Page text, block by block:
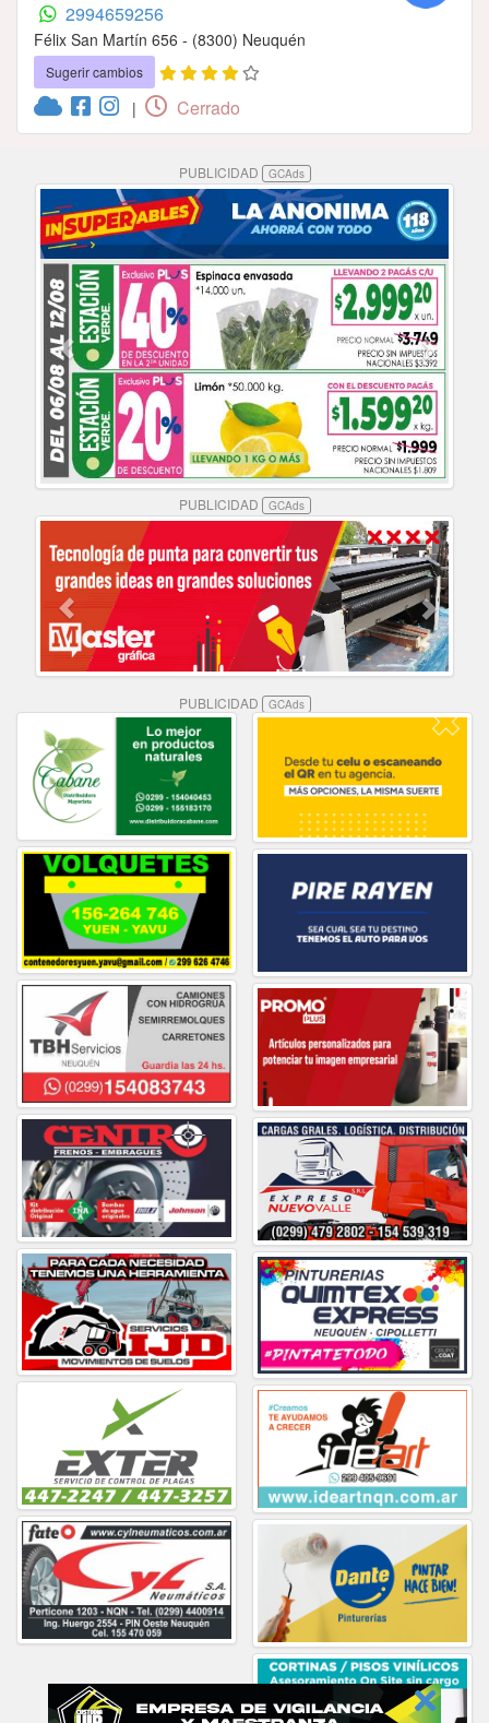
2994659256
Félix San Martín 656 - (8300) Neuquén
Sugerir cambios
| Cerrado
PUBLICIDAD GCAds
PUBLICIDAD GCAds
PUBLICIDAD GCAds